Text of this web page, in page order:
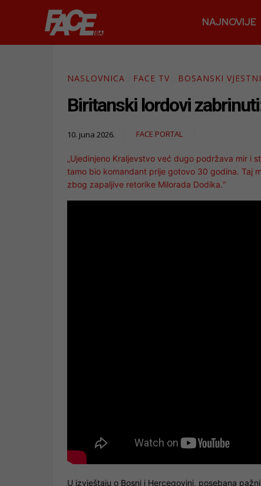
NAJNOVIJE
NASLOVNICA FACE TV BOSANSKI
Biritanski lordovi
10. juna 2026. FACE PORTAL
„Ujedinjeno Kraljevstvo već dugo podržava mir i
tamo bio komandant prije gotovo 30 godina. Taj
zbog zapaljive retorike Milorada Dodika.“
U izvještaju o Bosni i Hercegovini, posebana